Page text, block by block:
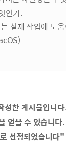
인가.
실제 작업에 도움
성한 게시물입니다.
얻을 수 있습니다.
선정되었습니다"